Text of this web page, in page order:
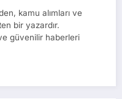
kamu alımları ve
bir yazardır.
güvenilir haberleri